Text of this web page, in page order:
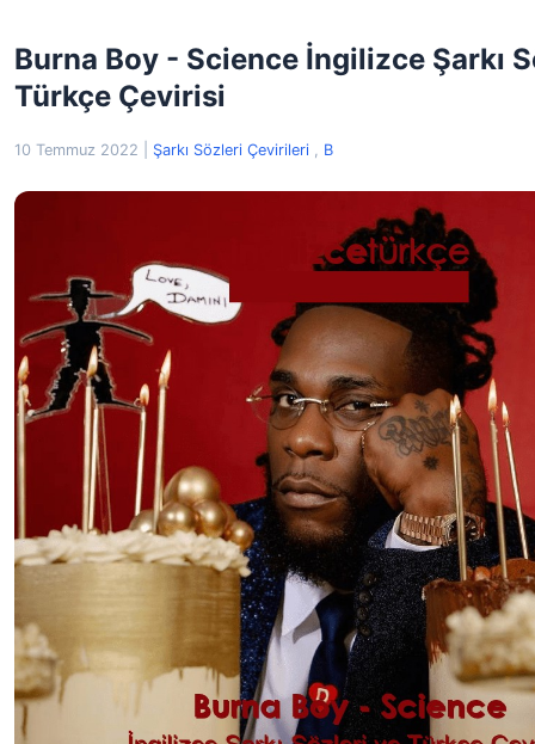
Burna Boy - Science İngilizce Şarkı
Türkçe Çevirisi
10 Temmuz 2022 Şarkı Sözleri Çevirileri , B